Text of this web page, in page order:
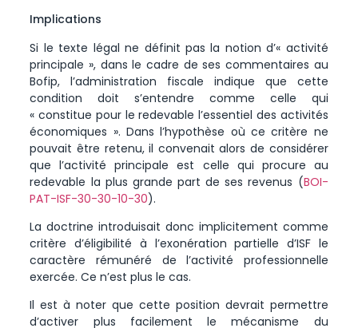
Implications
Si le texte légal ne définit pas la notion d’« activité
principale », dans le cadre de ses commentaires au
Bofip, l’administration fiscale indique que cette
condition doit s’entendre comme celle qui
« constitue pour le redevable l’essentiel des activités
économiques ». Dans l’hypothèse où ce critère ne
pouvait être retenu, il convenait alors de considérer
que l’activité principale est celle qui procure au
redevable la plus grande part de ses revenus (BOI-
PAT-ISF-30-30-10-30).
La doctrine introduisait donc implicitement comme
critère d’éligibilité à l’exonération partielle d’ISF le
caractère rémunéré de l’activité professionnelle
exercée. Ce n’est plus le cas.
Il est à noter que cette position devrait permettre
d’activer plus facilement le mécanisme du